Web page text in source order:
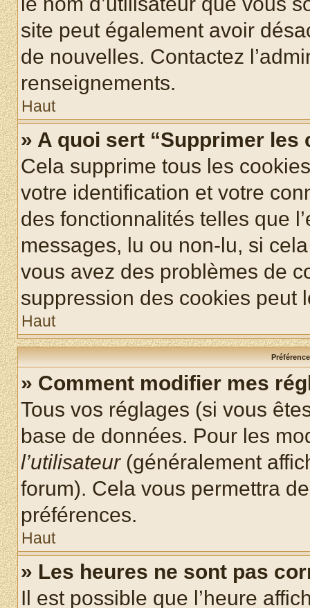
site peut également avoir
de nouvelles. Contactez
renseignements.
Haut
» A quoi sert “Supprimer les
Cela supprime tous les
votre identification et votre
des fonctionnalités telles que
messages, lu ou non-lu, si
vous avez des problèmes de
suppression des cookies peut
Haut
» Comment modifier mes
Tous vos réglages (si vous
base de données. Pour les
l’utilisateur(généralement
forum). Cela vous permettra
préférences.
Haut
» Les heures ne sont pas
Il est possible que l’heure